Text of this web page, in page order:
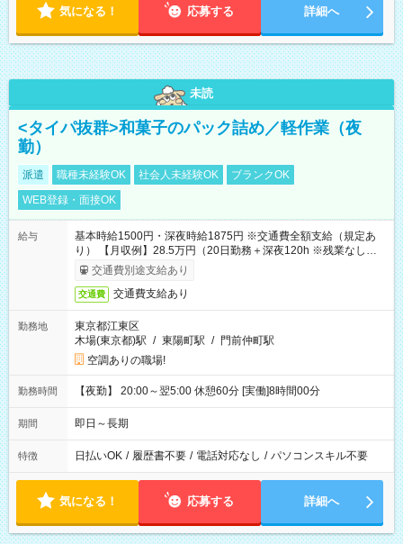
気になる！ 応募する 詳細へ
未読
<タイパ抜群>和菓子のパック詰め／軽作業（夜
勤）
派遣 職種未経験OK 社会人未経験OK
ブランクOK
WEB登録・面接OK
給与
基本時給1500円・深夜時給1875円 ※交通費全額支給（規定あ
り） 【月収例】28.5万円（20日勤務＋深夜120h ※残業なしの場
合）交通費別途支給あり
交通費 交通費支給あり
勤務地
東京都江東区
木場(東京都)駅 / 東陽町駅 / 門前仲町駅
空調ありの職場!
勤務時間 【夜勤】 20:00～翌5:00 休憩60分 [実働]8時間00分
期間 即日～長期
特徴 日払いOK / 履歴書不要 / 電話対応なし / パソコンスキル不要
気になる！ 応募する 詳細へ